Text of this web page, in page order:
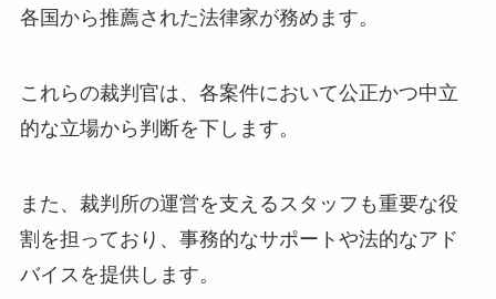
各国から推薦された法律家が務めます。
これらの裁判官は、各案件において公正かつ中立
的な立場から判断を下します。
また、裁判所の運営を支えるスタッフも重要な役
割を担っており、事務的なサポートや法的なアド
バイスを提供します。